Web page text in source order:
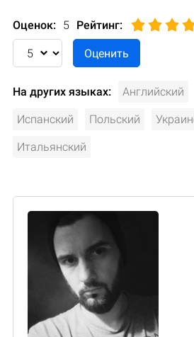
Оценок: 5 Рейтинг:
На других языках: Английский
Испанский Польский
Итальянский